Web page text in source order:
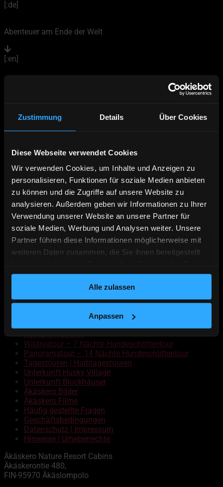
Zustimmung Details Über Cookies
Diese Webseite verwendet Cookies
Wir verwenden Cookies, um Inhalte und Anzeigen zu
personalisieren, Funktionen für soziale Medien anbieten
zu können und die Zugriffe auf unsere Website zu
analysieren. Außerdem geben wir Informationen zu Ihrer
Verwendung unserer Website an unsere Partner für
soziale Medien, Werbung und Analysen weiter. Unsere
Partner führen diese Informationen möglicherweise mit
weiteren Daten zusammen, die Sie ihnen bereitgestellt
gesammelt haben.
Alle zulassen
Anpassen
[:de]
Abenteuer am Ende der Welt
[:en]
Slide 016 → Slide 018
© 2026Akaskero
Powered by WordPress
Nach oben↑ Hoch↑
Deutsch
Äkäskero Prospekt
Kontakt | Anfahrt
Wildnistour – 7 Nächte Hundeschlittentour
Panoramatour – 14 Nächte Hundeschlittentour
Tagestouren | Halbtagestouren
Unterkunft Husky Village
Unterkunft Blockhäuser
Äkäskero Bilder
Äkäskero Filme
Häufig gestellte Fragen
Geschäftsbedingungen
Datenschutz | Impressum
Hinweise | Urheberrechte
Äkäskero Nature Resort Cabins
Äkäskerontie 480,
FIN-95970 Äkäslompolo